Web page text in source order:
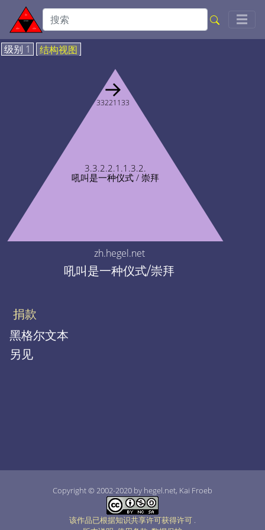
☰
级别 1 结构视图
3.3.2.2.1.1.3.2.
吼叫是一种仪式 / 崇拜
→
33221133
zh.hegel.net
吼叫是一种仪式/崇拜
捐款
黑格尔文本
另见
Copyright © 2002-2020 by hegel.net, Kai Froeb
该作品已根据知识共享许可获得许可 .